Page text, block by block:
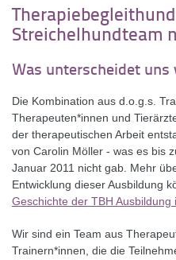
Streichelhundteam
Was unterscheidet uns
Die Kombination aus d.o.g.s.
Therapeuten*innen und
der therapeutischen Arbeit
von Carolin Möller - was es bis
Januar 2011 nicht gab. Mehr
Entwicklung dieser Ausbildung
Geschichte der TBH Ausbildung
Wir sind ein Team aus
Trainern*innen, die die